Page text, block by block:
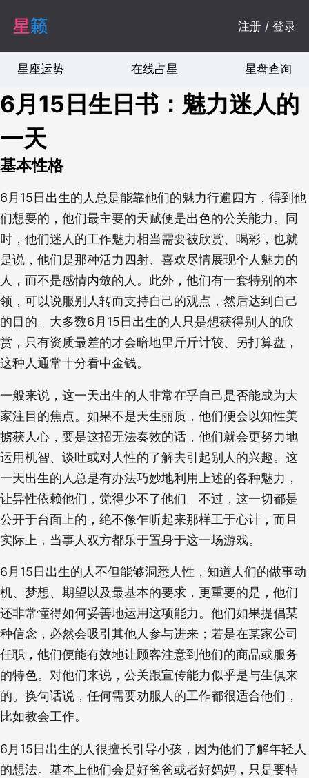
注册 / 登录
星座运势 在线占星 星盘查询
6月15日生日书：魅力迷人的
一天
基本性格
6月15日出生的人总是能靠他们的魅力行遍四方，得到他
们想要的，他们最主要的天赋便是出色的公关能力。同
时，他们迷人的工作魅力相当需要被欣赏、喝彩，也就
是说，他们是那种活力四射、喜欢尽情展现个人魅力的
人，而不是感情内敛的人。此外，他们有一套特别的本
领，可以说服别人转而支持自己的观点，然后达到自己
的目的。大多数6月15日出生的人只是想获得别人的欣
赏，只有资质最差的才会暗地里斤斤计较、另打算盘，
这种人通常十分看中金钱。
一般来说，这一天出生的人非常在乎自己是否能成为大
家注目的焦点。如果不是天生丽质，他们便会以知性美
掳获人心，要是这招无法奏效的话，他们就会更努力地
运用机智、谈吐或对人性的了解去引起别人的兴趣。这
一天出生的人总是有办法巧妙地利用上述的各种魅力，
让异性依赖他们，觉得少不了他们。不过，这一切都是
公开于台面上的，绝不像乍听起来那样工于心计，而且
实际上，当事人双方都乐于置身于这一场游戏。
6月15日出生的人不但能够洞悉人性，知道人们的做事动
机、梦想、期望以及最基本的要求，更重要的是，他们
还非常懂得如何妥善地运用这项能力。他们如果提倡某
种信念，必然会吸引其他人参与进来；若是在某家公司
任职，他们便能有效地让顾客注意到他们的商品或服务
的特色。对他们来说，公关跟宣传能力似乎是与生倶来
的。换句话说，任何需要劝服人的工作都很适合他们，
比如教会工作。
6月15日出生的人很擅长引导小孩，因为他们了解年轻人
的想法。基本上他们会是好爸爸或者好妈妈，只是要特